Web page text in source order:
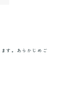
す。あらかじめご